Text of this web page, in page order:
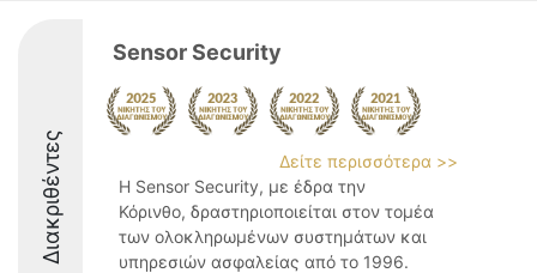
Διακριθέντες
Sensor Security
Δείτε περισσότερα >>
Η Sensor Security, με έδρα την
Κόρινθο, δραστηριοποιείται στον τομέα
των ολοκληρωμένων συστημάτων και
υπηρεσιών ασφαλείας από το 1996.